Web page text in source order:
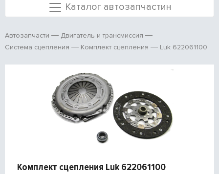
Каталог автозапчастин
Автозапчасти
Двигатель и трансмиссия
Система сцепления
Комплект сцепления Luk 622061100
Комплект сцепления Luk 622061100